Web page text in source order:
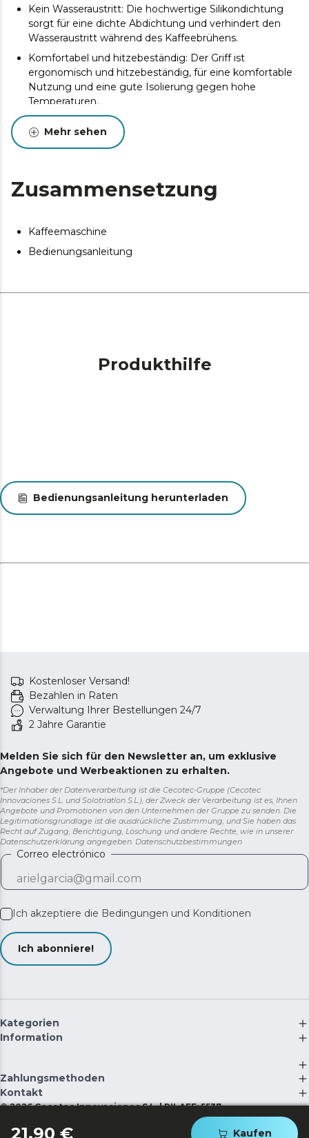
21,90 € Kaufen
Kein Wasseraustritt: Die hochwertige Silikondichtung
sorgt für eine dichte Abdichtung und verhindert den
Wasseraustritt während des Kaffeebrühens.
Komfortabel und hitzebeständig: Der Griff ist
ergonomisch und hitzebeständig, für eine komfortable
Nutzung und eine gute Isolierung gegen hohe
Temperaturen.
Hochwertiger Filter: Der Innenfilter ist aus
hochwertigem Edelstahl gefertigt und sorgt für den
reinsten und traditionellsten Kaffee.
ausgestattet, das den Grenzwert für die Wasserzufuhr
anzeigt, um eine größere Sicherheit zu gewährleisten.
Mehr sehen
Zusammensetzung
Kaffeemaschine
Bedienungsanleitung
Produkthilfe
Bedienungsanleitung herunterladen
Kostenloser Versand!
Bezahlen in Raten
Verwaltung Ihrer Bestellungen 24/7
2 Jahre Garantie
Melden Sie sich für den Newsletter an, um exklusive
Angebote und Werbeaktionen zu erhalten.
*Der Inhaber der Datenverarbeitung ist die Cecotec-Gruppe (Cecotec
Innovaciones S.L. und Solotriatlon S.L.), der Zweck der Verarbeitung ist es, Ihnen
Angebote und Promotionen von den Unternehmen der Gruppe zu senden. Die
Legitimationsgrundlage ist die ausdrückliche Zustimmung, und Sie haben das
Recht auf Zugang, Berichtigung, Löschung und andere Rechte, wie in unserer
Datenschutzerklärung angegeben. Datenschutzbestimmungen
Correo electrónico
Ich akzeptiere die Bedingungen und Konditionen
Ich abonniere!
Kategorien
Information
Zahlungsmethoden
Kontakt
©2026 Cecotec Innovaciones S.L. | RII-AEE: 5537